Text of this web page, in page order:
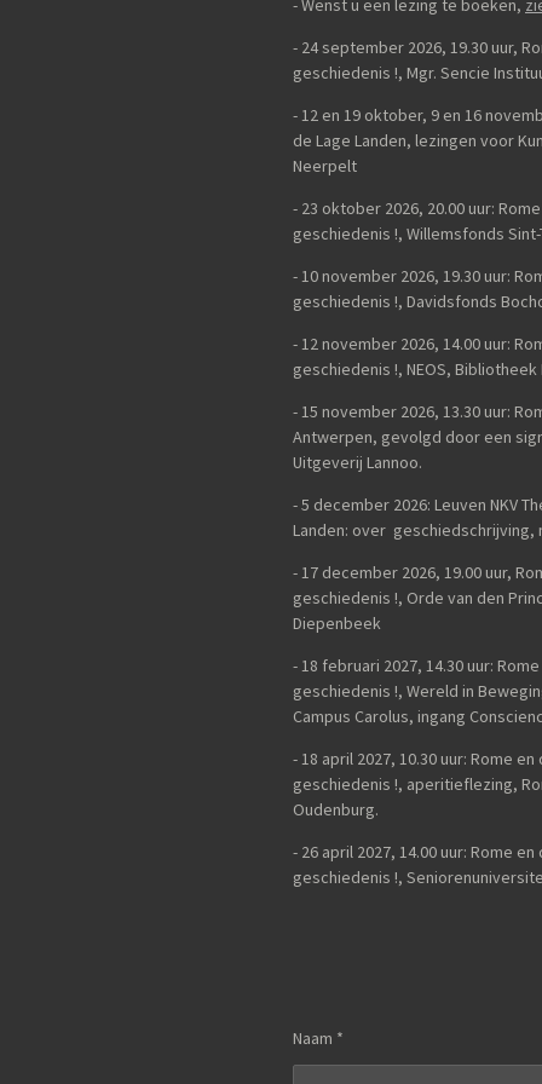
- Wenst u een lezing te boeken,
- 24 september 2026, 19.30 uur,
geschiedenis !, Mgr. Sencie
-12 en 19 oktober, 9 en 16
de Lage Landen, lezingen voor
Neerpelt
- 23 oktober 2026, 20.00 uur:
geschiedenis !, Willemsfonds
- 10 november 2026, 19.30 uur:
geschiedenis !, Davidsfonds
- 12 november 2026, 14.00 uur:
geschiedenis !, NEOS,
- 15 november 2026, 13.30 uur:
Antwerpen, gevolgd door een
Uitgeverij Lannoo.
- 5 december 2026: Leuven NKV
Landen: over
-17 december 2026, 19.00 uur,
geschiedenis !, Orde van den
Diepenbeek
- 18 februari 2027, 14.30 uur:
geschiedenis !, Wereld in
Campus Carolus, ingang
- 18 april 2027, 10.30 uur: Rome
geschiedenis !, aperitieflezing,
Oudenburg.
- 26 april 2027, 14.00 uur: Rome en
geschiedenis !,
Naam *